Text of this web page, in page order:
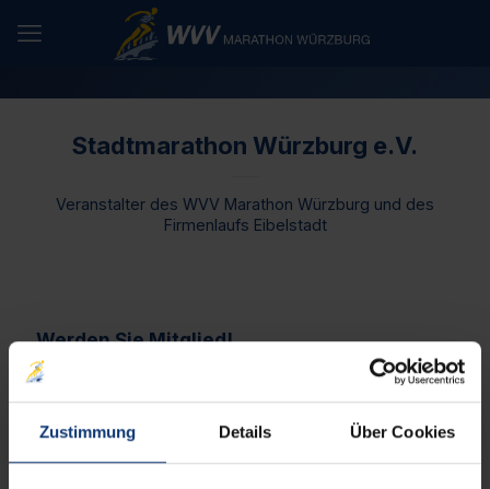
Zustimmung Details Über Cookies
Stadtmarathon Würzburg e.V.
Veranstalter des WVV Marathon Würzburg und des
Firmenlaufs Eibelstadt
Werden Sie Mitglied!
Wir freuen uns über jedes Mitglied! Wer entweder beim
Organisieren der Würzburger Marathonveranstaltung
mitwirken möchte, oder für den Stadtmarathon Würzburg
e.V. an Wettkämpfen teilnehmen möchte - alle sind bei uns
willkommen!